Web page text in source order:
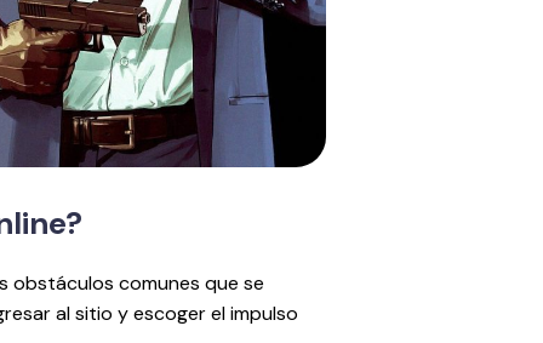
obstáculos comunes que se
al sitio y escoger el impulso